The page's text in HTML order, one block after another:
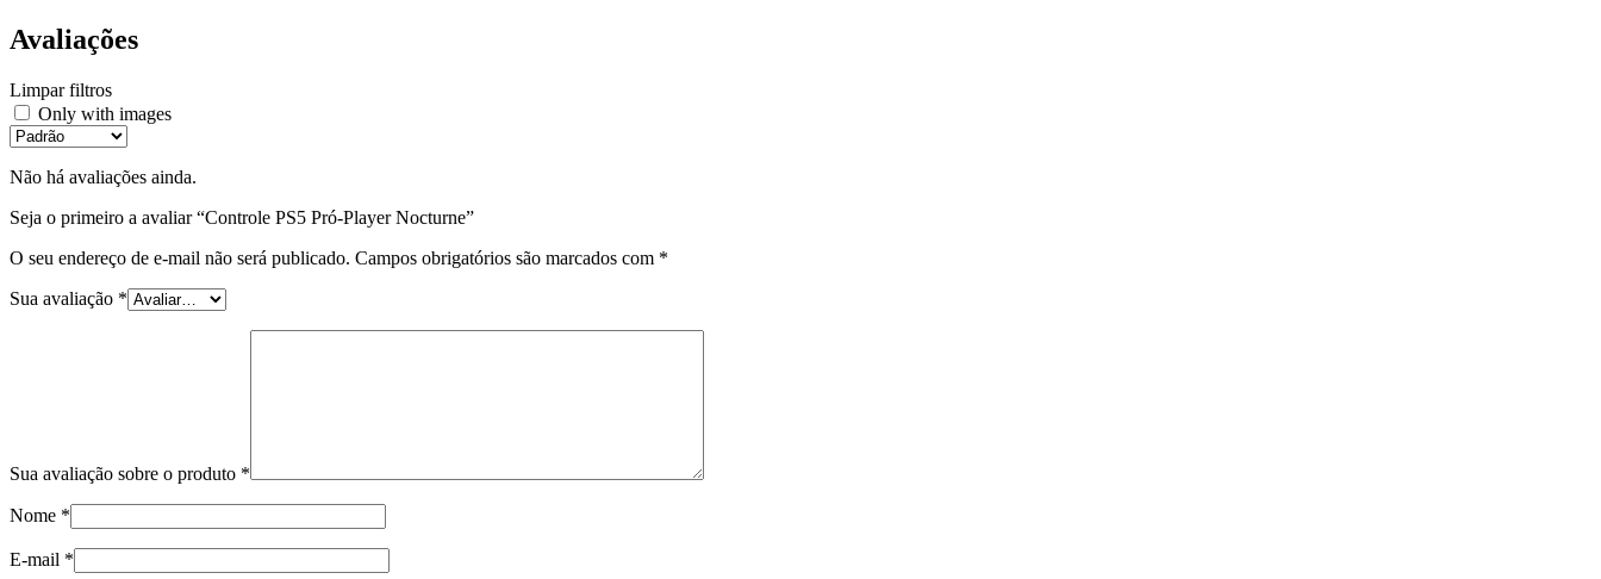
Avaliações
Limpar filtros
Only with images
Não há avaliações ainda.
Seja o primeiro a avaliar “Controle PS5 Pró-Player Nocturne”
O seu endereço de e-mail não será publicado. Campos obrigatórios são marcados com *
Sua avaliação *
Sua avaliação sobre o produto *
Nome *
E-mail *